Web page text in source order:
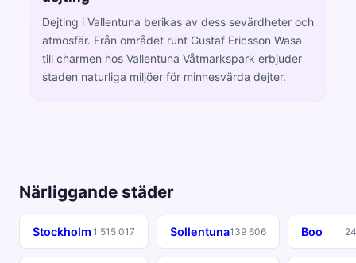
Dejting i Vallentuna berikas av dess sevärdheter och
atmosfär. Från området runt Gustaf Ericsson Wasa
till charmen hos Vallentuna Våtmarkspark erbjuder
staden naturliga miljöer för minnesvärda dejter.
Närliggande städer
Stockholm 1 515 017 Sollentuna139 606 Boo